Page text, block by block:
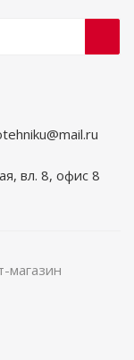
вл. 8, офис 8
магазин